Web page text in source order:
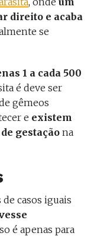
direito e acaba
se
1 a cada 500
é deve ser
gêmeos
e existem
gestaçãona
casos iguais
é apenas para